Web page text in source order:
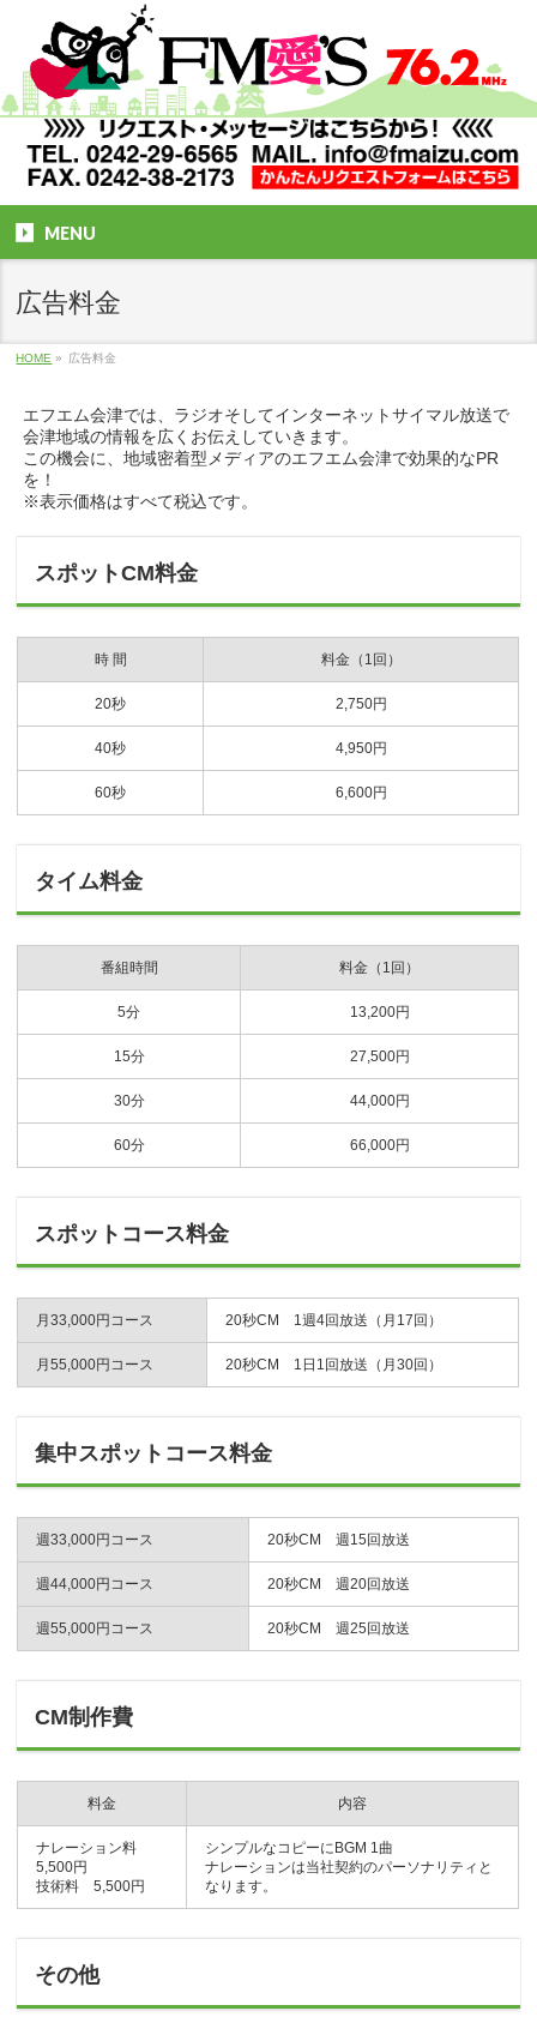
MENU
広告料金
HOME » 広告料金
エフエム会津では、ラジオそしてインターネットサイマル放送で
会津地域の情報を広くお伝えしていきます。
この機会に、地域密着型メディアのエフエム会津で効果的なPR
を！
※表示価格はすべて税込です。
スポットCM料金
時 間 料金（1回）
20秒 2,750円
40秒 4,950円
60秒 6,600円
タイム料金
番組時間 料金（1回）
5分 13,200円
15分 27,500円
30分 44,000円
60分 66,000円
スポットコース料金
月33,000円コース 20秒CM 1週4回放送（月17回）
月55,000円コース 20秒CM 1日1回放送（月30回）
集中スポットコース料金
週33,000円コース 20秒CM 週15回放送
週44,000円コース 20秒CM 週20回放送
週55,000円コース 20秒CM 週25回放送
CM制作費
料金 内容
ナレーション料
5,500円
技術料 5,500円
シンプルなコピーにBGM 1曲
ナレーションは当社契約のパーソナリティと
なります。
その他